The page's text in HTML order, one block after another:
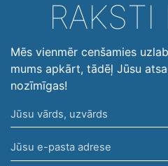
Mēs vienmēr cenšamies
mums apkārt, tādēļ Jūsu
nozīmīgas!
Jūsu
vārds,
uzvārds
Jūsu